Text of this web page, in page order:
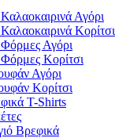
Αγόρι
Κορίτσι
Αγόρι
Κορίτσι
Αγόρι
Κορίτσι
T-Shirts
Βρεφικά